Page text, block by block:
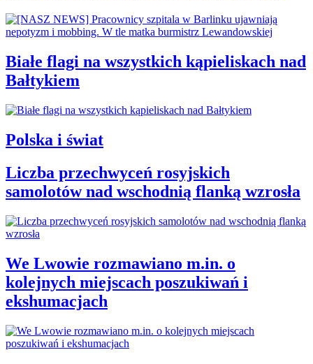
Białe flagi na wszystkich kąpieliskach nad
Bałtykiem
Polska i świat
Liczba przechwyceń rosyjskich
samolotów nad wschodnią flanką wzrosła
We Lwowie rozmawiano m.in. o
kolejnych miejscach poszukiwań i
ekshumacjach